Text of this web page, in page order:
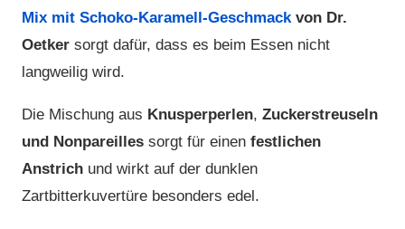
Mix mit Schoko-Karamell-Geschmackvon Dr.
Oetker sorgt dafür, dass es beim Essen nicht
langweilig wird.
Die Mischung aus Knusperperlen, Zuckerstreuseln
und Nonpareilles sorgt für einen festlichen
Anstrich und wirkt auf der dunklen
Zartbitterkuvertüre besonders edel.